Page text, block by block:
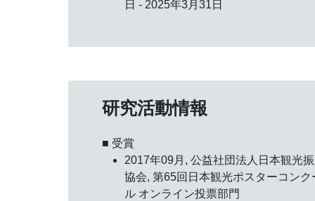
日 - 2025年3月31日
研究活動情報
■ 受賞
2017年09月, 公益社団法人日本観光
協会, 第65回日本観光ポスターコンク
ル オンライン投票部門